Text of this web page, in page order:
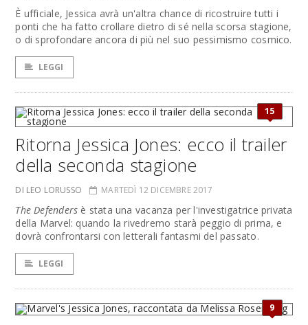
È ufficiale, Jessica avrà un'altra chance di ricostruire tutti i
ponti che ha fatto crollare dietro di sé nella scorsa stagione,
o di sprofondare ancora di più nel suo pessimismo cosmico.
LEGGI
15
Ritorna Jessica Jones: ecco il trailer
della seconda stagione
DI LEO LORUSSO MARTEDÌ 12 DICEMBRE 2017
The Defenders è stata una vacanza per l'investigatrice privata
della Marvel: quando la rivedremo starà peggio di prima, e
dovrà confrontarsi con letterali fantasmi del passato.
LEGGI
9